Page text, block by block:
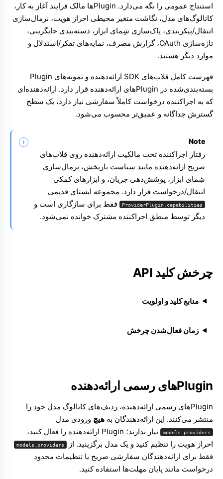
استنتاج عمومی را نگه می‌دارد. Pluginها مالک فرایند آغاز به کار،
کاتالوگ‌های مدل، نگاشت متغیر محیطی احراز هویت، نرمال‌سازی
انتقال/پیکربندی، پاک‌سازی شِمای ابزار، دسته‌بندی جایگزینی،
تازه‌سازی OAuth، گزارش مصرف، نمایه‌های تفکر/استدلال و
موارد دیگر هستند.
فهرست کامل قلاب‌های SDK ارائه‌دهنده و نمونه‌های Plugin
بسته‌بندی‌شده در Pluginهای ارائه‌دهنده
قرار دارد. ارائه‌دهنده‌ای
که به اجراکننده درخواست کاملاً سفارشی نیاز دارد، یک سطح
گسترش جداگانه و عمیق‌تر محسوب می‌شود.
Note
رفتار اجراکننده تحت مالکیت ارائه‌دهنده روی قلاب‌های
صریح ارائه‌دهنده مانند سیاست بازپخش، نرمال‌سازی
شِمای ابزار، پوشش‌دهی جریان، و ابزارهای کمکی
انتقال/درخواست قرار دارد. مجموعه ایستای قدیمی
ProviderPlugin.capabilities فقط برای سازگاری است و
دیگر توسط منطق اجراکننده مشترک خوانده نمی‌شود.
چرخش کلید API
منابع کلید و اولویت
زمان فعال‌شدن چرخش
Pluginهای رسمی ارائه‌دهنده
Pluginهای رسمی ارائه‌دهنده، ردیف‌های کاتالوگ مدل خود را
منتشر می‌کنند. این ارائه‌دهندگان به هیچ ورودی مدل
models.providers
نیاز ندارند؛ Plugin ارائه‌دهنده را فعال کنید،
احراز هویت را تنظیم کنید و یک مدل برگزینید. از
models.providers
فقط برای ارائه‌دهندگان سفارشی صریح یا تنظیمات محدود
درخواست مانند پایان مهلت‌ها استفاده کنید.